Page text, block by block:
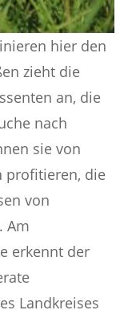
hier den
zieht die
an, die
nach
sie von
profitieren, die
von
Am
erkennt der
Landkreises